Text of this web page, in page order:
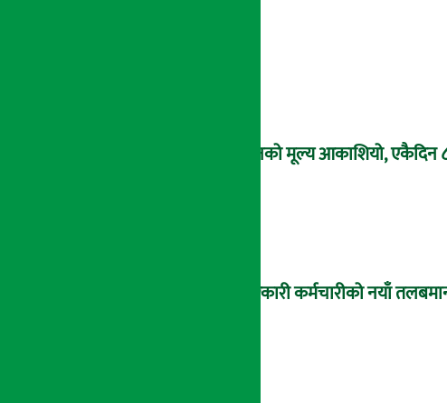
सुनको मूल्य आकाशियो,
सरकारी कर्मचारीको नयाँ